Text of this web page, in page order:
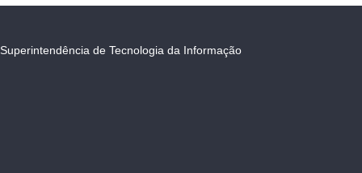
Superintendência de Tecnologia da Informação